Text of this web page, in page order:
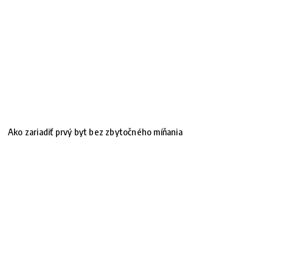
Ako zariadiť prvý byt bez zbytočného míňania